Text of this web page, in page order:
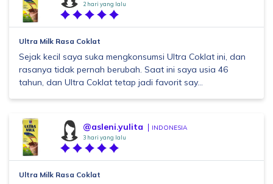
2 hari yang lalu
Ultra Milk Rasa Coklat
Sejak kecil saya suka mengkonsumsi Ultra Coklat ini, dan
rasanya tidak pernah berubah. Saat ini saya usia 46
tahun, dan Ultra Coklat tetap jadi favorit say...
@asleni.yulita INDONESIA
3 hari yang lalu
Ultra Milk Rasa Coklat